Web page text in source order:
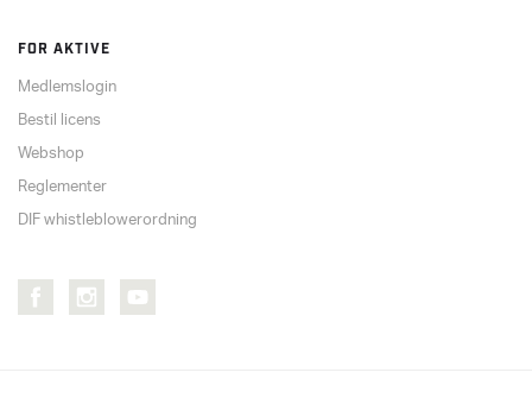
FOR AKTIVE
Medlemslogin
Bestil licens
Webshop
Reglementer
DIF whistleblowerordning